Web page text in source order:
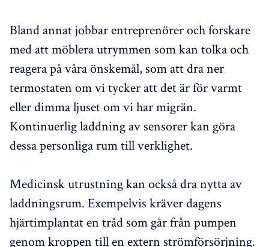
Bland annat jobbar entreprenörer och forskare
med att möblera utrymmen som kan tolka och
reagera på våra önskemål, som att dra ner
termostaten om vi tycker att det är för varmt
eller dimma ljuset om vi har migrän.
Kontinuerlig laddning av sensorer kan göra
dessa personliga rum till verklighet.
Medicinsk utrustning kan också dra nytta av
laddningsrum. Exempelvis kräver dagens
hjärtimplantat en tråd som går från pumpen
genom kroppen till en extern strömförsörjning.